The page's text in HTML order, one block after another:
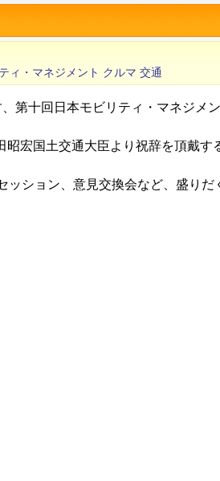
ィ・マネジメント クルマ 交通
第十回日本モビリティ・マネジメ
宏国土交通大臣より祝辞を頂戴す
ッション、意見交換会など、盛りだ